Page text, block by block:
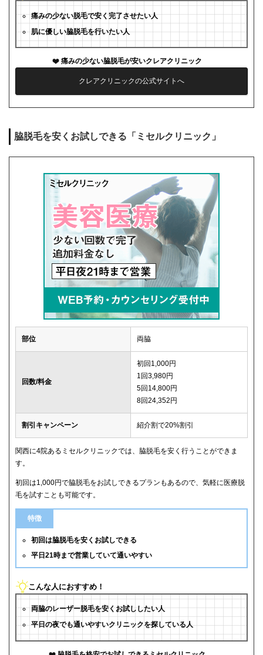
痛みの少ない脱毛で安く完了させたい人
肌に優しい脇脱毛を行いたい人
痛みの少ない脇脱毛が安いクレアクリニック
クレアクリニックの公式サイトへ
脇脱毛を安くお試しできる「ミセルクリニック」
部位 両脇
回数/料金
初回1,000円
1回3,980円
5回14,800円
8回24,352円
割引キャンペーン 紹介割で20%割引
関西に4院あるミセルクリニックでは、脇脱毛を安く行うことができま
す。
初回は1,000円で脇脱毛をお試しできるプランもあるので、気軽に医療脱
毛を試すことも可能です。
特徴
初回は脇脱毛を安くお試しできる
平日21時まで営業していて通いやすい
こんな人におすすめ！
両脇のレーザー脱毛を安くお試ししたい人
平日の夜でも通いやすいクリニックを探している人